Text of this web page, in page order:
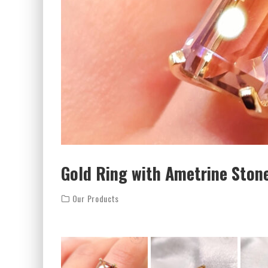
Gold Ring with Ametrine
Our Products